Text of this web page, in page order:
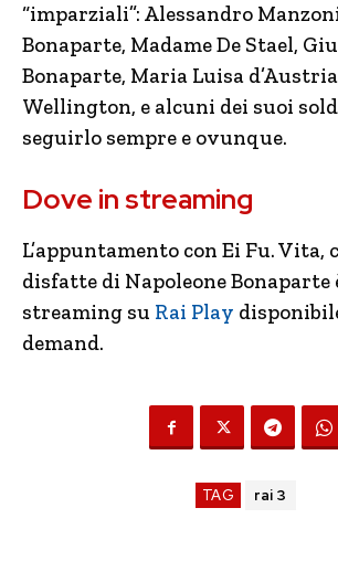
“imparziali”: Alessandro
Bonaparte, Madame De Stael,
Bonaparte, Maria Luisa
Wellington, e alcuni dei suoi
seguirlo sempre e ovunque.
Dove in streaming
L’appuntamento con Ei Fu. Vita,
disfatte di Napoleone Bonaparte
streaming su Rai Play
demand.
TAG rai 3